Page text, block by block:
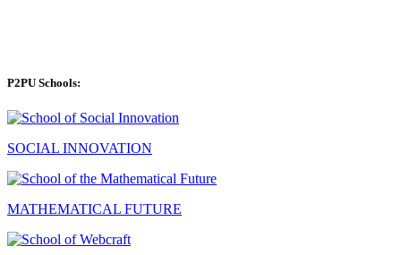
P2PU Schools:
SOCIAL INNOVATION
MATHEMATICAL FUTURE